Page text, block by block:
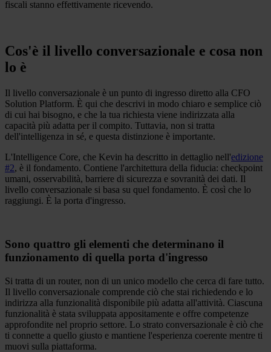
fiscali stanno effettivamente ricevendo.
Cos'è il livello conversazionale e cosa non
lo è
Il livello conversazionale è un punto di ingresso diretto alla CFO
Solution Platform. È qui che descrivi in modo chiaro e semplice ciò
di cui hai bisogno, e che la tua richiesta viene indirizzata alla
capacità più adatta per il compito. Tuttavia, non si tratta
dell'intelligenza in sé, e questa distinzione è importante.
L'Intelligence Core, che Kevin ha descritto in dettaglio nell'edizione
#2, è il fondamento. Contiene l'architettura della fiducia: checkpoint
umani, osservabilità, barriere di sicurezza e sovranità dei dati. Il
livello conversazionale si basa su quel fondamento. È così che lo
raggiungi. È la porta d'ingresso.
Sono quattro gli elementi che determinano il
funzionamento di quella porta d'ingresso
Si tratta di un router, non di un unico modello che cerca di fare tutto.
Il livello conversazionale comprende ciò che stai richiedendo e lo
indirizza alla funzionalità disponibile più adatta all'attività. Ciascuna
funzionalità è stata sviluppata appositamente e offre competenze
approfondite nel proprio settore. Lo strato conversazionale è ciò che
ti connette a quello giusto e mantiene l'esperienza coerente mentre ti
muovi sulla piattaforma.